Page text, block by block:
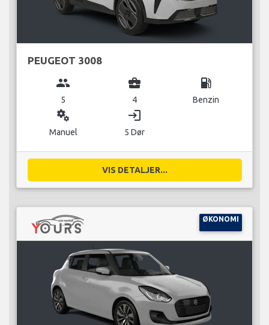
PEUGEOT 3008
group
5
business_center
4
local_gas_station
Benzin
miscellaneous_services
Manuel
login
5 Dør
VIS DETALJER...
ØKONOMI